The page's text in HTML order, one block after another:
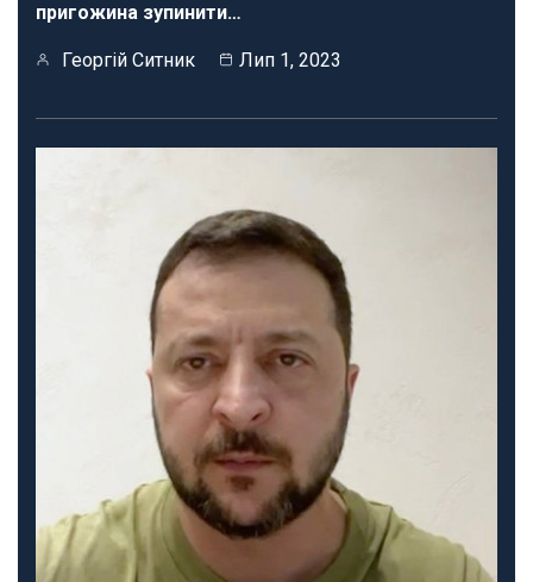
пригожина зупинити…
Георгій Ситник Лип 1, 2023